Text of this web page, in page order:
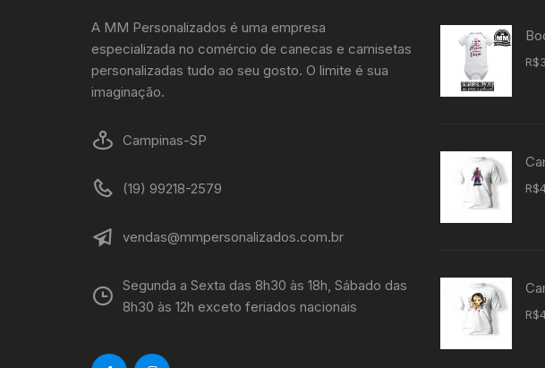
A MM Personalizados é uma empresa
especializada no comércio de canecas e camisetas
personalizadas tudo ao seu gosto. O limite é sua
imaginação.
Campinas-SP
(19) 99218-2579
vendas@mmpersonalizados.com.br
Segunda a Sexta das 8h30 às 18h, Sábado das
8h30 às 12h exceto feriados nacionais
R$
R$
R$